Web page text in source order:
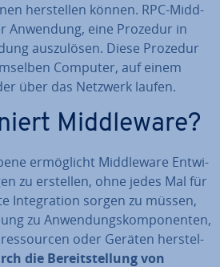
her­stel­len können. RPC-Midd­
Anwendung, eine Prozedur in
aus­zu­lö­sen. Diese Prozedur
Computer, auf einem
über das Netzwerk laufen.
Midd­le­wa­re?
er­mög­licht Midd­le­wa­re Ent­wi­
zu erstellen, ohne jedes Mal für
In­te­gra­ti­on sorgen zu müssen,
zu An­wen­dungs­kom­po­nen­ten,
oder Geräten her­stel­
die Be­reit­stel­lung von